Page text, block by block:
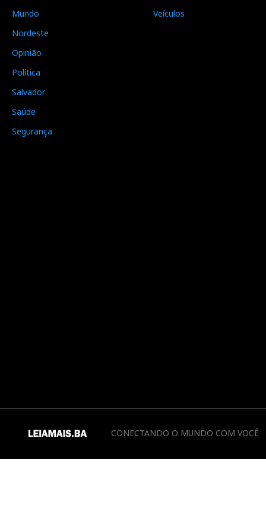
Mundo
Nordeste
Opinião
Política
Salvador
Saúde
Segurança
Veículos
CONECTANDO O MUNDO COM VOCÊ